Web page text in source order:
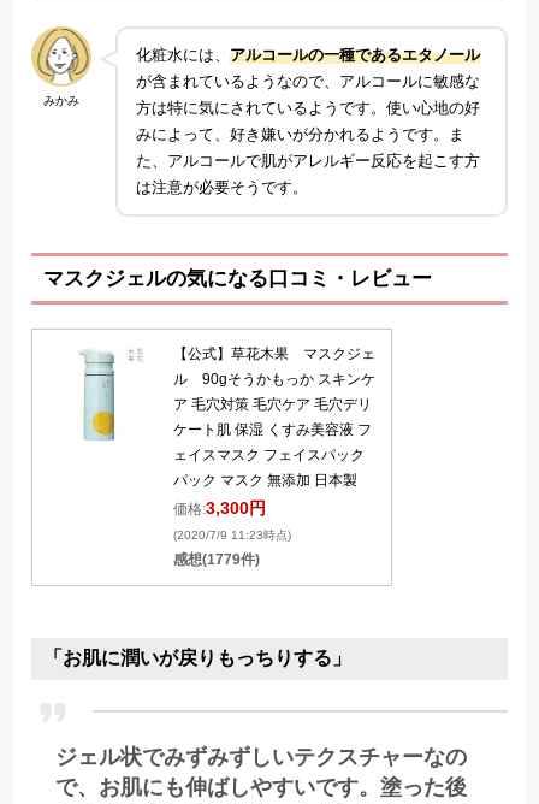
みかみ
化粧水には、アルコールの一種であるエタノール
が含まれているようなので、アルコールに敏感な
方は特に気にされているようです。使い心地の好
みによって、好き嫌いが分かれるようです。ま
た、アルコールで肌がアレルギー反応を起こす方
は注意が必要そうです。
マスクジェルの気になる口コミ・レビュー
【公式】草花木果 マスクジェ
ル 90gそうかもっか スキンケ
ア 毛穴対策 毛穴ケア 毛穴デリ
ケート肌 保湿 くすみ美容液 フ
ェイスマスク フェイスパック
パック マスク 無添加 日本製
価格:3,300円
(2020/7/9 11:23時点)
感想(1779件)
「お肌に潤いが戻りもっちりする」
ジェル状でみずみずしいテクスチャーなの
で、お肌にも伸ばしやすいです。塗った後